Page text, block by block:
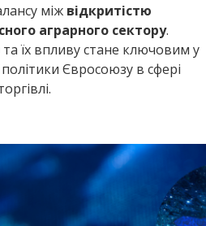
між відкритістю
аграрного сектору.
їх впливу стане ключовим у
Євросоюзу в сфері